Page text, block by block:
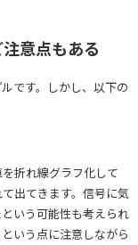
意点もある
です。しかし、以下の
折れ線グラフ化して
出てきます。信号に気
いう可能性も考えられ
いう点に注意しながら